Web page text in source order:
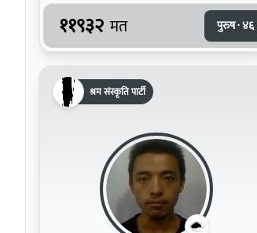
११९३२ मत पुरुष · ४६
श्रम संस्कृति पार्टी